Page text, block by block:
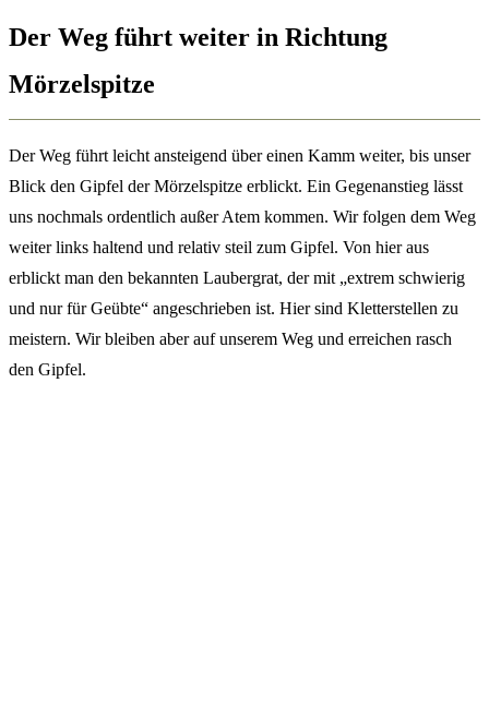
Der Weg führt weiter in Richtung
Mörzelspitze
Der Weg führt leicht ansteigend über einen Kamm weiter, bis unser
Blick den Gipfel der Mörzelspitze erblickt. Ein Gegenanstieg lässt
uns nochmals ordentlich außer Atem kommen. Wir folgen dem Weg
weiter links haltend und relativ steil zum Gipfel. Von hier aus
erblickt man den bekannten Laubergrat, der mit „extrem schwierig
und nur für Geübte“ angeschrieben ist. Hier sind Kletterstellen zu
meistern. Wir bleiben aber auf unserem Weg und erreichen rasch
den Gipfel.